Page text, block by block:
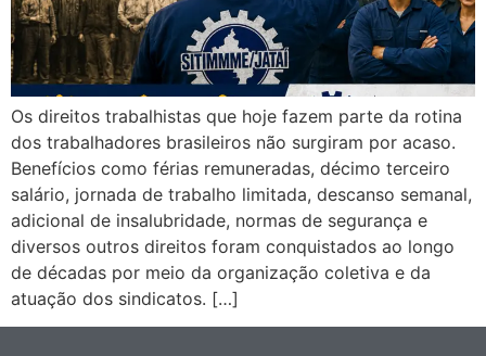
Os direitos trabalhistas que hoje fazem parte da rotina
dos trabalhadores brasileiros não surgiram por acaso.
Benefícios como férias remuneradas, décimo terceiro
salário, jornada de trabalho limitada, descanso semanal,
adicional de insalubridade, normas de segurança e
diversos outros direitos foram conquistados ao longo
de décadas por meio da organização coletiva e da
atuação dos sindicatos. […]